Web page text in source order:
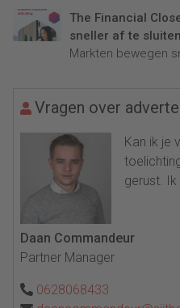
The Financial
sneller af te sluiten
Markten bewegen
Vragen over
Kan ik je
gerust.
Daan Commandeur
Partner Manager
0628068433